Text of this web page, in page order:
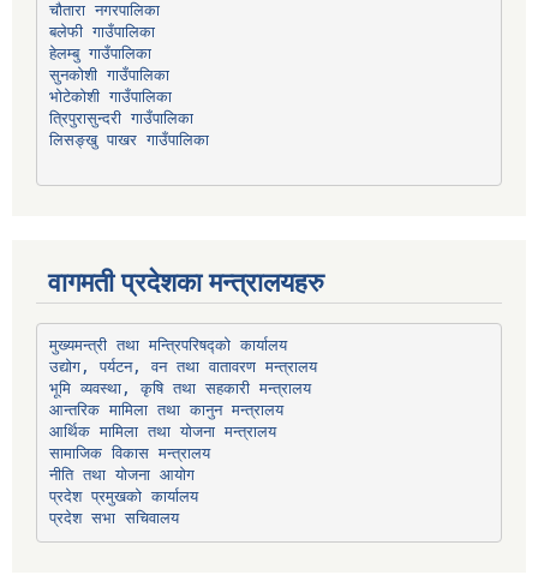
चौतारा नगरपालिका
बलेफी गाउँपालिका
हेलम्बु गाउँपालिका
सुनकोशी गाउँपालिका
भोटेकोशी गाउँपालिका
त्रिपुरासुन्दरी गाउँपालिका
लिसङ्खु पाखर गाउँपालिका
वागमती प्रदेशका मन्त्रालयहरु
मुख्यमन्त्री तथा मन्त्रिपरिषद्को कार्यालय
उद्योग, पर्यटन, वन तथा वातावरण मन्त्रालय
भूमि व्यवस्था, कृषि तथा सहकारी मन्त्रालय
आन्तरिक मामिला तथा कानुन मन्त्रालय
आर्थिक मामिला तथा योजना मन्त्रालय
सामाजिक विकास मन्त्रालय
नीति तथा योजना आयोग
प्रदेश प्रमुखको कार्यालय
प्रदेश सभा सचिवालय